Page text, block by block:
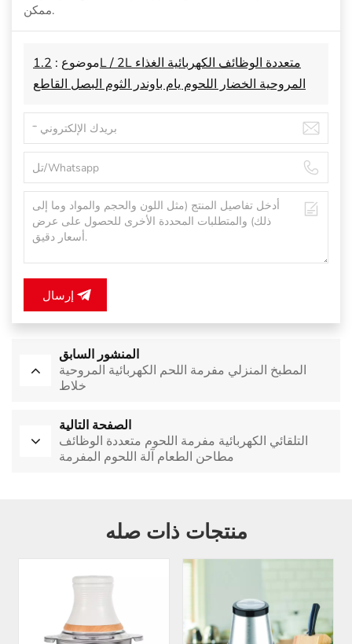
ممكن.
موضوع : 1.2L / 2L متعددة الوظائف الكهربائية الغذاء
المروحية الخضار اللحوم يام باوندر الثوم البصل القاطع
إرسال
المنشور السابق
المطبخ المنزلي مفرمة اللحم الكهربائية المروحية
خلاط
الصفحة التالية
التلقائي الكهربائية مفرمة اللحوم متعددة الوظائف
مطاحن الطعام آلة اللحوم المفرمة
منتجات ذات صله